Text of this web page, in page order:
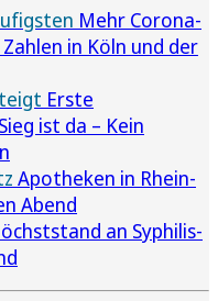
Mehr Corona-
in Köln und der
Erste
ist da – Kein
Apotheken in Rhein-
Abend
an Syphilis-